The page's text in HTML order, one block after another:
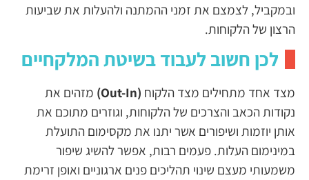
ובמקביל, לצמצם את זמני ההמתנה ולהעלות את שביעות
הרצון של הלקוחות.
לכן חשוב לעבוד בשיטת המלקחיים
מצד אחד מתחילים מצד הלקוח (Out-In)
מזהים את
נקודות הכאב והצרכים של הלקוחות, וגוזרים מתוכם את
אותן יוזמות ושיפורים אשר יתנו את מקסימום התועלת
במינימום העלות. פעמים רבות, אפשר להשיג שיפור
משמעותי מעצם שינוי תהליכים פנים ארגוניים ואופן זרימת